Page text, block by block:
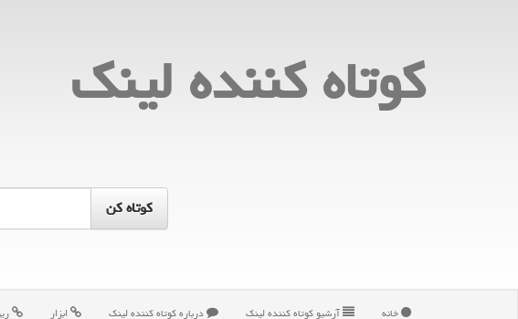
كوتاه كننده لینك
خانه آرشیو كوتاه كننده لینك درباره كوتاه كننده لینك ابزار